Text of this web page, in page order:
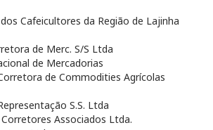
Cafeicultores da Região de Lajinha
de Merc. S/S Ltda
de Mercadorias
de Commodities Agrícolas
S.S. Ltda
Associados Ltda.